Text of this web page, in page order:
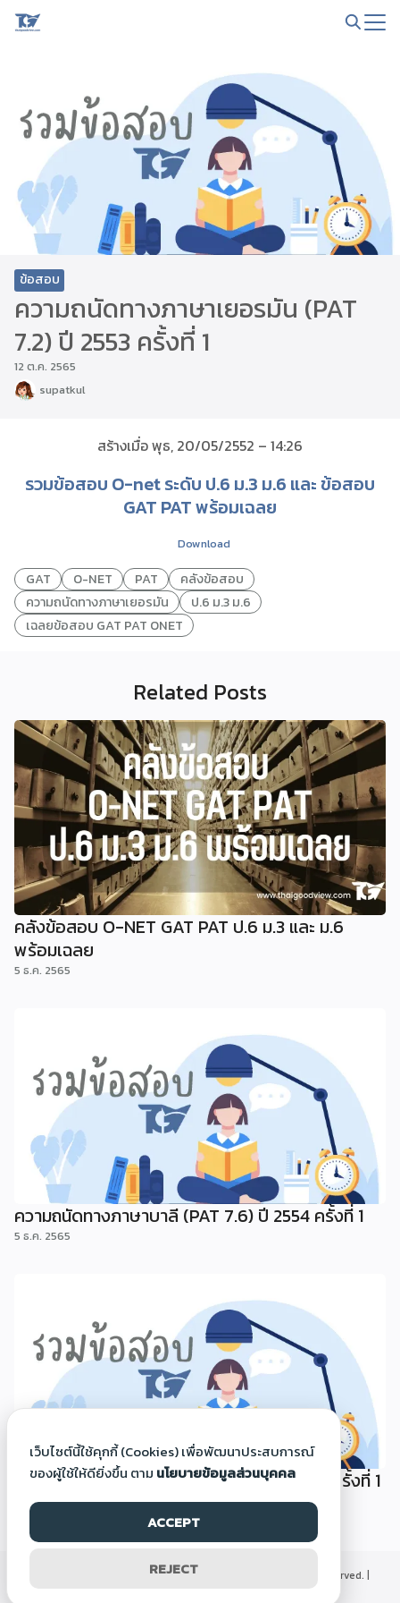
Skip
ข้อสอบ
ความถนัดทางภาษาเยอรมัน (PAT
7.2) ปี 2553 ครั้งที่ 1
12 ต.ค. 2565
supatkul
สร้างเมื่อ พุธ, 20/05/2552 – 14:26
รวมข้อสอบ O-net ระดับ ป.6 ม.3 ม.6 และ ข้อสอบ
GAT PAT พร้อมเฉลย
Download
GAT O-NET PAT
คลังข้อสอบ
ความถนัดทางภาษาเยอรมัน
ป.6 ม.3 ม.6
เฉลยข้อสอบ GAT PAT ONET
Related Posts
คลังข้อสอบ O-NET GAT PAT ป.6 ม.3 และ ม.6
พร้อมเฉลย
5 ธ.ค. 2565
ความถนัดทางภาษาบาลี (PAT 7.6) ปี 2554 ครั้งที่ 1
5 ธ.ค. 2565
ความถนัดทางภาษาอาหรับ (PAT 7.5) ปี 2554 ครั้งที่ 1
5 ธ.ค. 2565
©2000-2026 Thaigoodview.com, All rights reserved. |
เว็บไซต์นี้ใช้คุกกี้ (Cookies) เพื่อพัฒนาประสบการณ์
ของผู้ใช้ให้ดียิ่งขึ้น ตาม นโยบายข้อมูลส่วนบุคคล
ACCEPT
REJECT